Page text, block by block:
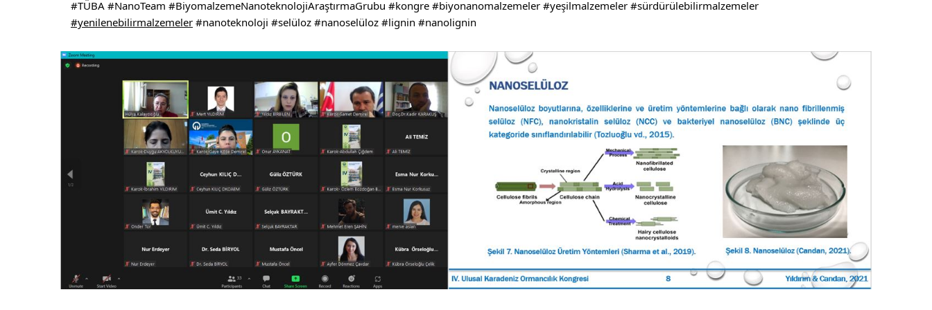
#TÜBA #NanoTeam #BiyomalzemeNanoteknolojiAraştırmaGrubu #kongre #biyonanomalzemeler #yeşilmalzemeler #sürdürülebilirmalzemeler
#yenilenebilirmalzemeler #nanoteknoloji #selüloz #nanoselüloz #lignin #nanolignin